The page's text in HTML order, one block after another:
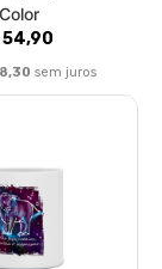
54,90
sem juros